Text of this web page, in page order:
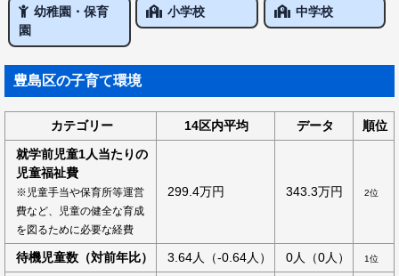
幼稚園・保育
園
小学校 中学校
豊島区の子育て環境
カテゴリー 14区内平均 データ
順位
就学前児童1人当たりの
児童福祉費
※児童手当や保育所等運営
費など、児童の健全な育成
を図るために必要な経費
299.4万円 343.3万円 2位
待機児童数（対前年比） 3.64人（-0.64人） 0人（0人） 1位